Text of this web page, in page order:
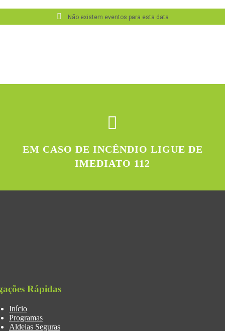
Não existem eventos para esta data
EM CASO DE INCÊNDIO LIGUE DE
IMEDIATO 112
Rápidas
Início
Programas
Aldeias Seguras